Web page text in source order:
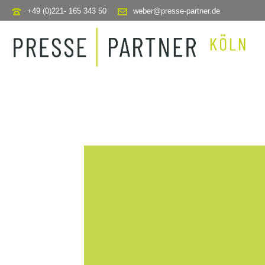
+49 (0)221- 165 343 50 weber@presse-partner.de